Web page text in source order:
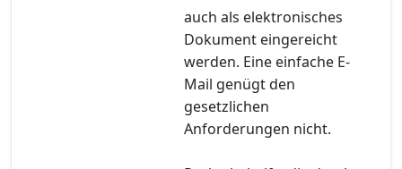
auch als elektronisches
Dokument eingereicht
werden. Eine einfache E-
Mail genügt den
gesetzlichen
Anforderungen nicht.